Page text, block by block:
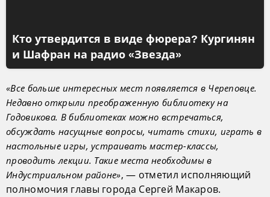
Кто утвердится в виде фюрера? Кургинян
и Шафран на радио «Звезда»
«Все больше интересных мест появляется в Череповце.
Недавно открыли преображенную библиотеку на
Годовикова. В библиотеках можно встречаться,
обсуждать насущные вопросы, читать стихи, играть в
настольные игры, устраивать мастер-классы,
проводить лекции. Такие места необходимы в
Индустриальном районе», — отметил исполняющий
полномочия главы города Сергей Макаров.